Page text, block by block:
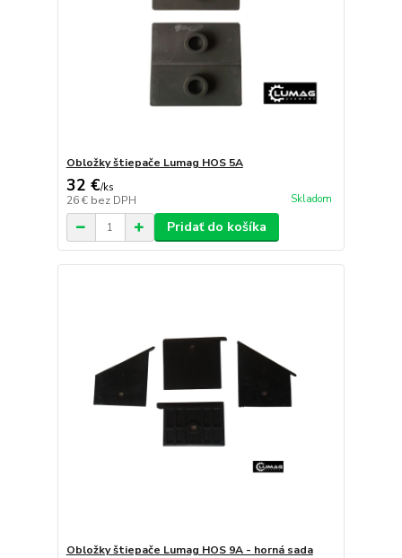
Obložky štiepače Lumag HOS 5A
32 €/ks
26 € bez DPH Skladom
Pridať do košíka
Obložky štiepače Lumag HOS 9A - horná sada